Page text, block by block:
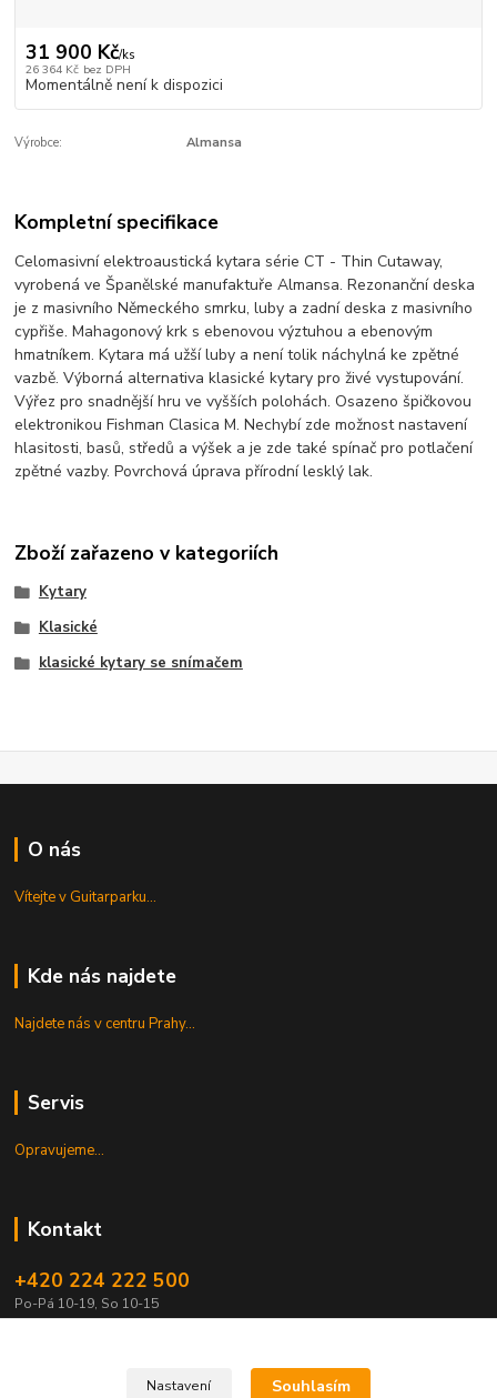
31 900 Kč/ks
26 364 Kč bez DPH
Momentálně není k dispozici
Výrobce: Almansa
Kompletní specifikace
Celomasivní elektroaustická kytara série CT - Thin Cutaway,
vyrobená ve Španělské manufaktuře Almansa. Rezonanční deska
je z masivního Německého smrku, luby a zadní deska z masivního
cypřiše. Mahagonový krk s ebenovou výztuhou a ebenovým
hmatníkem. Kytara má užší luby a není tolik náchylná ke zpětné
vazbě. Výborná alternativa klasické kytary pro živé vystupování.
Výřez pro snadnější hru ve vyšších polohách. Osazeno špičkovou
elektronikou Fishman Clasica M. Nechybí zde možnost nastavení
hlasitosti, basů, středů a výšek a je zde také spínač pro potlačení
zpětné vazby. Povrchová úprava přírodní lesklý lak.
Zboží zařazeno v kategoriích
Kytary
Klasické
klasické kytary se snímačem
O nás
Vítejte v Guitarparku...
Kde nás najdete
Najdete nás v centru Prahy...
Servis
Opravujeme...
Kontakt
+420 224 222 500
Po-Pá 10-19, So 10-15
Nastavení Souhlasím